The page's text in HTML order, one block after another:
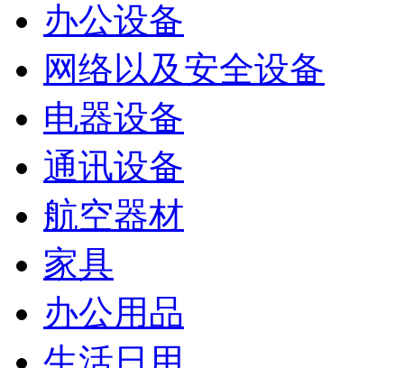
办公设备
网络以及安全设备
电器设备
通讯设备
航空器材
家具
办公用品